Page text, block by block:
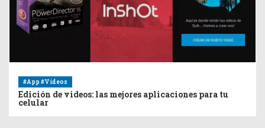
#App #Videos
Edición de videos: las mejores aplicaciones para tu
celular